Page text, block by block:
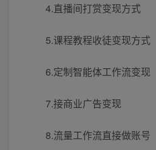
4.直播间打赏变现方式
5.课程教程收徒变现方式
6.定制智能体工作流变现
7.接商业广告变现
8.流量工作流直接做账号